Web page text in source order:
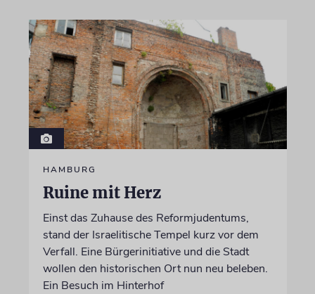
HAMBURG
Ruine mit Herz
Einst das Zuhause des Reformjudentums,
stand der Israelitische Tempel kurz vor dem
Verfall. Eine Bürgerinitiative und die Stadt
wollen den historischen Ort nun neu beleben.
Ein Besuch im Hinterhof